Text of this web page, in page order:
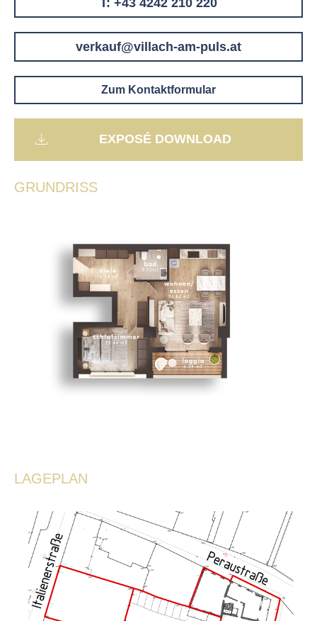
verkauf@villach-am-puls.at
Zum Kontaktformular
EXPOSÉ DOWNLOAD
GRUNDRISS
LAGEPLAN